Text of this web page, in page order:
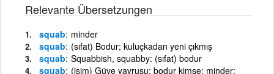
Relevante Übersetzungen
squab minder
squab (sıfat) Bodur; kuluçkadan yeni çıkmış
squab Squabbish, squabby: (sıfat) bodur
squab (isim) Güve yavrusu; bodur kimse; minder;